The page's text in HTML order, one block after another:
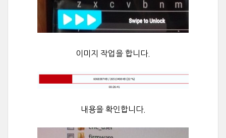
이미지 작업을 합니다.
내용을 확인합니다.